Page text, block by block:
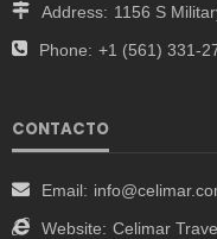
Address: 1156 S
Phone: +1 (561) 331-
CONTACTO
Email:
Website: Celimar